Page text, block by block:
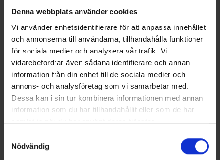
Denna webbplats använder cookies
Vi använder enhetsidentifierare för att anpassa innehållet
och annonserna till användarna, tillhandahålla funktioner
för sociala medier och analysera vår trafik. Vi
vidarebefordrar även sådana identifierare och annan
information från din enhet till de sociala medier och
annons- och analysföretag som vi samarbetar med.
Dessa kan i sin tur kombinera informationen med annan
information som du har tillhandahållit eller som de har
samlat in när du har använt deras tjänster.
Nödvändig
375 kr. 225 kr.